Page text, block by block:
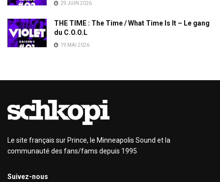
29 JUIN 2026
THE TIME : The Time / What Time Is It – Le gang
du C.O.O.L
19 MAI 2026
Le site français sur Prince, le Minneapolis Sound et la
communauté des fans/fams depuis 1995
Suivez-nous